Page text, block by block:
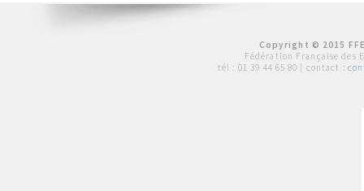
Copyright © 2015
Fédération Française des
tél : 01 39 44 65 80 | contact :